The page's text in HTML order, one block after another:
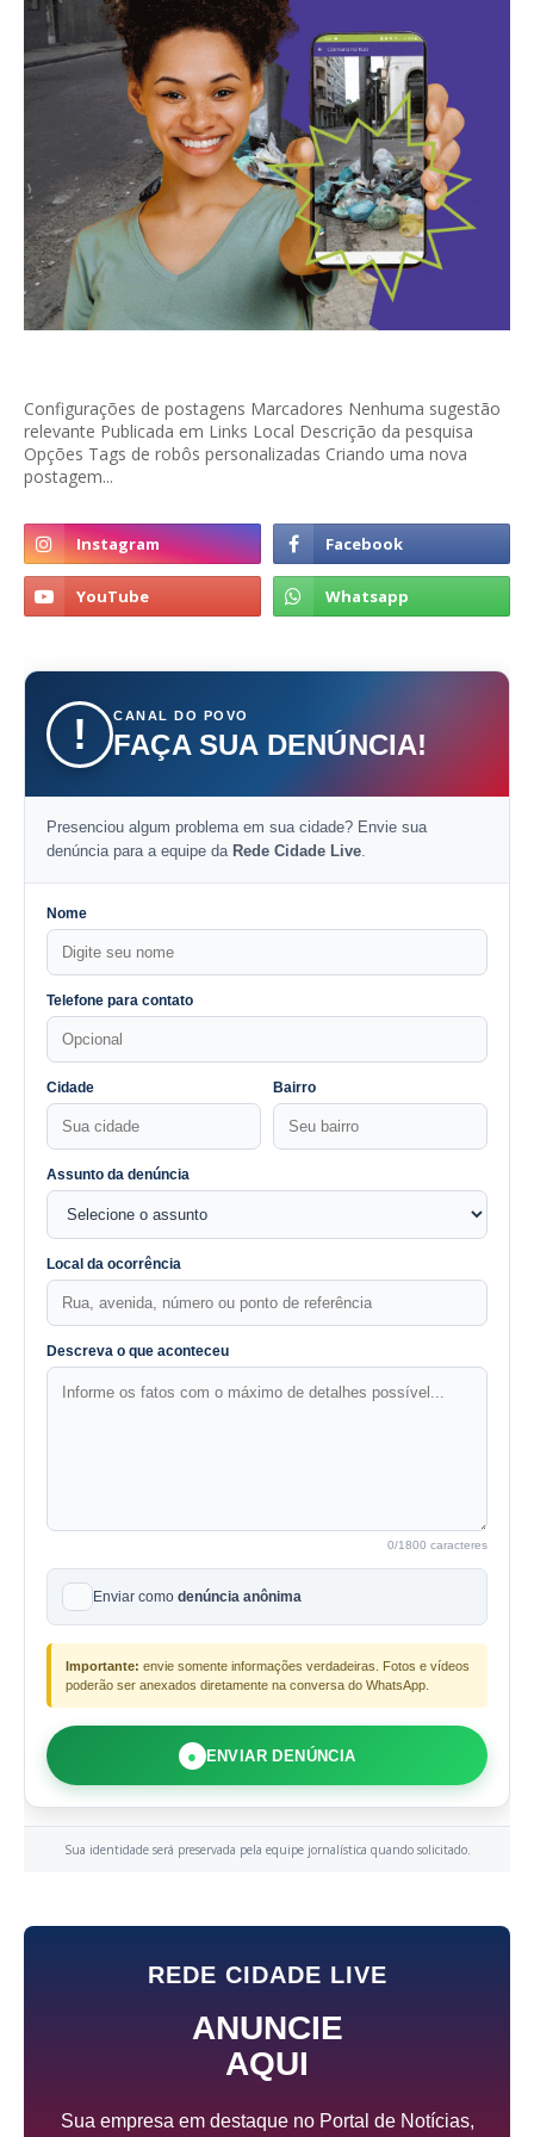
Configurações de postagens Marcadores Nenhuma sugestão
relevante Publicada em Links Local Descrição da pesquisa
Opções Tags de robôs personalizadas Criando uma nova
postagem...
! CANAL DO POVO
FAÇA SUA DENÚNCIA!
Presenciou algum problema em sua cidade? Envie sua
denúncia para a equipe da Rede Cidade Live.
Nome
Telefone para contato
Cidade Bairro
Assunto da denúncia
Local da ocorrência
Descreva o que aconteceu
0/1800 caracteres
Enviar como denúncia anônima
Importante: envie somente informações verdadeiras. Fotos e vídeos
poderão ser anexados diretamente na conversa do WhatsApp.
● ENVIAR DENÚNCIA
Sua identidade será preservada pela equipe jornalística quando solicitado.
REDE CIDADE LIVE
ANUNCIE
AQUI
Sua empresa em destaque no Portal de Notícias,